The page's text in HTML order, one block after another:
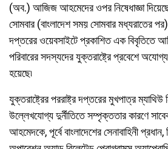
(অব.) আজিজ আহমেদের ওপর নিষেধাজ্ঞা
সোমবার (বাংলাদেশ সময় সোমবার মধ্যরাতের পর)
দপ্তরের ওয়েবসাইটে প্রকাশিত এক বিবৃতিতে
পরিবারের সদস্যদের যুক্তরাষ্ট্রে প্রবেশে
হয়েছে৷
যুক্তরাষ্ট্রের পররাষ্ট্র দপ্তরের মুখপাত্র ম্যাথিউ
উল্লেখযোগ্য দুর্নীতিতে সম্পৃক্ততার কারণে
আহমেদকে, পূর্বে বাংলাদেশের সেনাবাহিনী প্রধান,